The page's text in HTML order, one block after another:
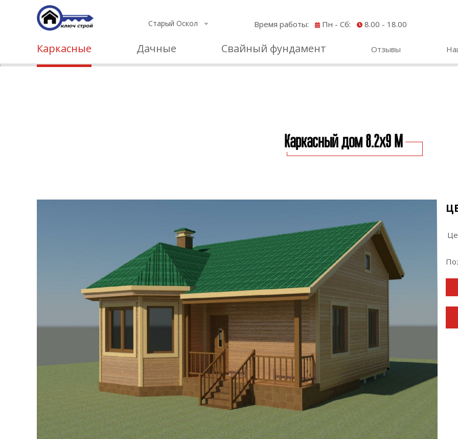
Старый Оскол Время работы: Пн - Сб: 8.00 - 18.00
Каркасные Дачные Свайный фундамент Отзывы
Каркасный дом 8.2х9 M